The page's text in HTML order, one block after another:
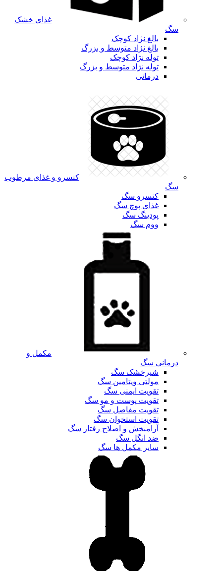
غذای خشک
سگ
بالغ نژاد کوچک
بالغ نژاد متوسط و بزرگ
توله نژاد کوچک
توله نژاد متوسط و بزرگ
درمانی
کنسرو و غذای مرطوب
سگ
کنسرو سگ
غذای پوچ سگ
پودینگ سگ
ووم سگ
مکمل و
درمانی سگ
شیرخشک سگ
مولتی ویتامین سگ
تقویت ایمنی سگ
تقویت پوست و مو سگ
تقویت مفاصل سگ
تقویت استخوان سگ
آرامبخش و اصلاح رفتار سگ
ضد انگل سگ
سایر مکمل ها سگ